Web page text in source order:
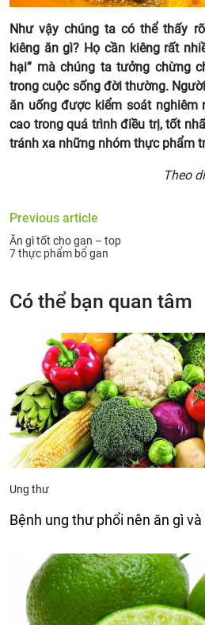
Như vậy chúng ta có thể thấy
kiêng ăn gì? Họ cần kiêng rất
hại” mà chúng ta tưởng chừng
trong cuộc sống đời thường.
ăn uống được kiểm soát nghiêm
cao trong quá trình điều trị, tốt
tránh xa những nhóm thực phẩm
Theo
Previous article
Ăn gì tốt cho gan – top
7 thực phẩm bổ gan
Có thể bạn quan tâm
Ung thư
Bệnh ung thư phổi nên ăn gì và